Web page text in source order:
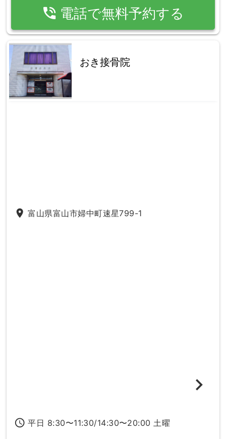
phone_in_talk 電話で無料予約する
おき接骨院
place 富山県富山市婦中町速星799-1
access_time 平日 8:30〜11:30/14:30〜20:00 土曜